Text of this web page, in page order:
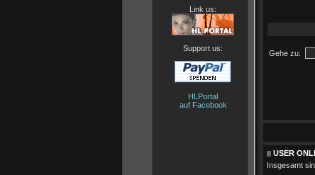
Link us:
Support us:
HLPortal
auf Facebook
Gehe zu:
USER
Insgesamt